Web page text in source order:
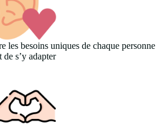
les besoins uniques de chaque personne
de s’y adapter